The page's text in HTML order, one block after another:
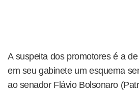
A suspeita dos promotores é a
em seu gabinete um esquema
ao senador Flávio Bolsonaro